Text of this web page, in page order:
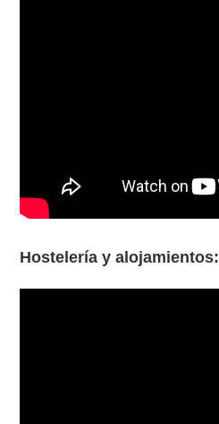
Hostelería y alojamientos: